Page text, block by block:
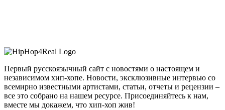
Первый русскоязычный сайт с новостями о настоящем и
независимом хип-хопе. Новости, эксклюзивные интервью со
всемирно известными артистами, статьи, отчеты и рецензии –
все это собрано на нашем ресурсе. Присоединяйтесь к нам,
вместе мы докажем, что хип-хоп жив!